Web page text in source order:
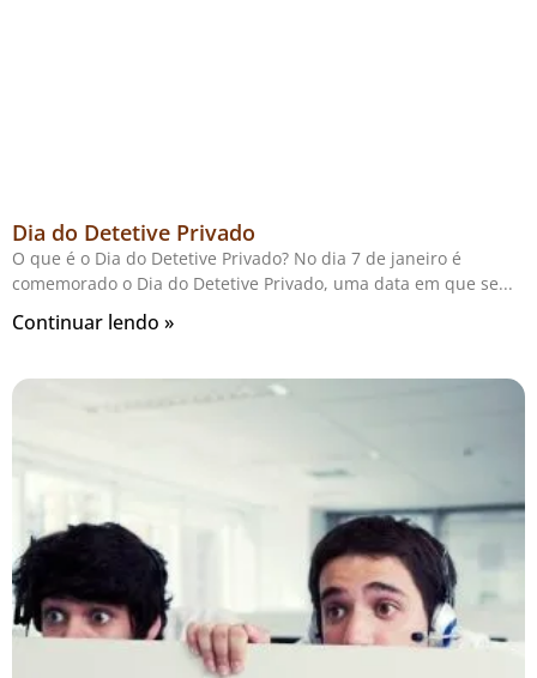
Dia do Detetive Privado
O que é o Dia do Detetive Privado? No dia 7 de janeiro é
comemorado o Dia do Detetive Privado, uma data em que se
Continuar lendo »